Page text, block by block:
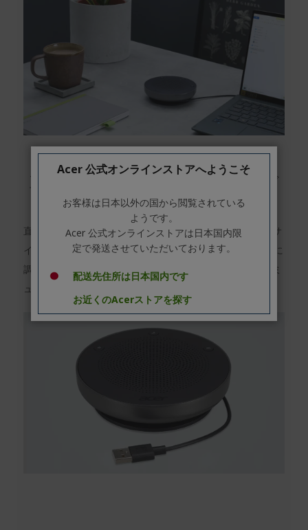
直感的に使える、コンパクトなボデ
ィ
直径約125mm、軽さ約190g。手のひらに乗るコンパクトサ
イズで、持ち運びもラクラク。ボタンでボリュームも簡単に
調整可能。マイクロフォンON/OFFボタンを押すと瞬時にミ
ュートモードに。直感的な操作で、誰でも気軽に使えます。
Acer 公式オンラインストアへようこそ
お客様は日本以外の国から閲覧されている
ようです。
Acer 公式オンラインストアは日本国内限
定で発送させていただいております。
配送先住所は日本国内です
お近くのAcerストアを探す